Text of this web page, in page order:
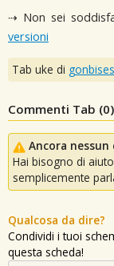
⇢ Non sei
versioni
Tab uke di
Commenti Tab (0)
Ancora nessun
Hai bisogno di
semplicemente
Qualcosa da dire?
Condividi i tuoi
questa scheda!